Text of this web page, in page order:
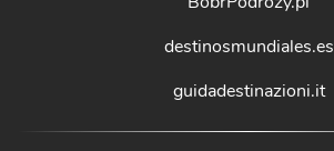
destinosmundiales.es
guidadestinazioni.it